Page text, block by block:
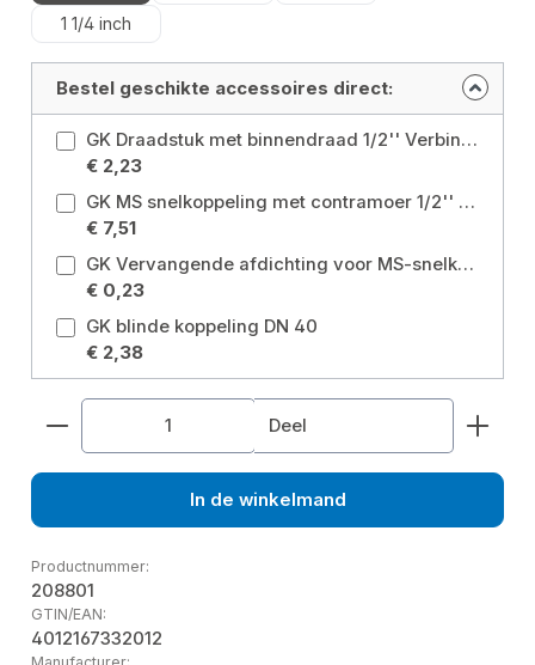
1 1/4 inch
Bestel geschikte accessoires direct:
GK Draadstuk met binnendraad 1/2'' Verbinding: 1/2 inch
€ 2,23
GK MS snelkoppeling met contramoer 1/2'' Verbinding: 1/2 inch
€ 7,51
GK Vervangende afdichting voor MS-snelkoppeling
€ 0,23
GK blinde koppeling DN 40
€ 2,38
Producthoeveelheid: Voer de gewenste
Deel
In de winkelmand
Productnummer:
208801
GTIN/EAN:
4012167332012